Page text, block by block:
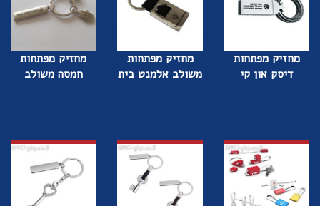
מחזיק מפתחות
דיסק און קי
מחזיק מפתחות
משולב אלמנט בית
מחזיק מפתחות
חמסה משולב